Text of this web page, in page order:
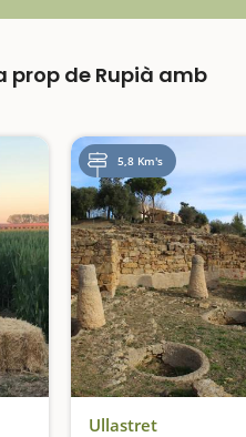
prop de Rupià amb
5,8 Km's
Ullastret